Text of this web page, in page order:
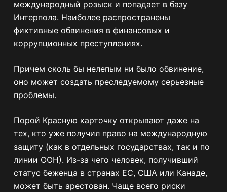
международный розыск и попадает в базу
Интерпола. Наиболее распространены
фиктивные обвинения в финансовых и
коррупционных преступлениях.
Причем сколь бы нелепым ни было обвинение,
оно может создать преследуемому серьезные
проблемы.
Порой Красную карточку открывают даже на
тех, кто уже получил право на международную
защиту (как в отдельных государствах, так и по
линии ООН). Из-за чего человек, получивший
статус беженца в странах ЕС, США или Канаде,
может быть арестован. Чаще всего риски